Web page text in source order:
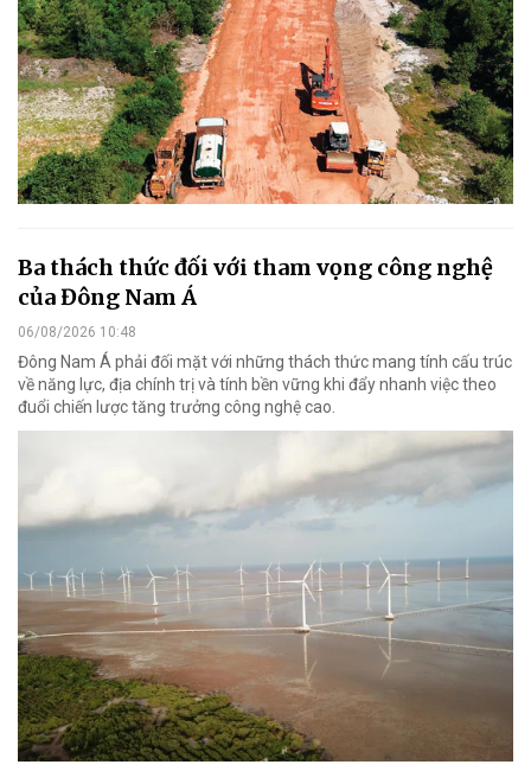
Ba thách thức đối với tham vọng công nghệ
của Đông Nam Á
06/08/2026 10:48
Đông Nam Á phải đối mặt với những thách thức mang tính cấu trúc
về năng lực, địa chính trị và tính bền vững khi đẩy nhanh việc theo
đuổi chiến lược tăng trưởng công nghệ cao.